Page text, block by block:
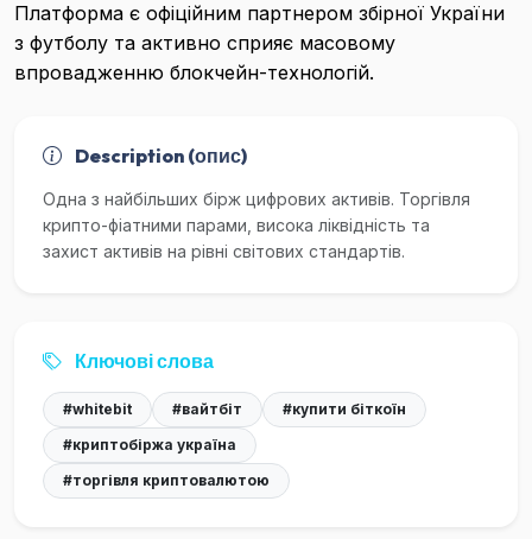
Платформа є офіційним партнером збірної України
з футболу та активно сприяє масовому
впровадженню блокчейн-технологій.
Description (опис)
Одна з найбільших бірж цифрових активів. Торгівля
крипто-фіатними парами, висока ліквідність та
захист активів на рівні світових стандартів.
Ключові слова
#whitebit #вайтбіт
#купити біткоїн
#криптобіржа україна
#торгівля криптовалютою